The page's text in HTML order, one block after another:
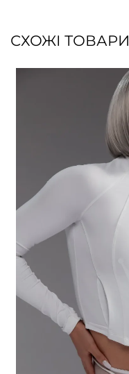
СХОЖІ ТОВАРИ